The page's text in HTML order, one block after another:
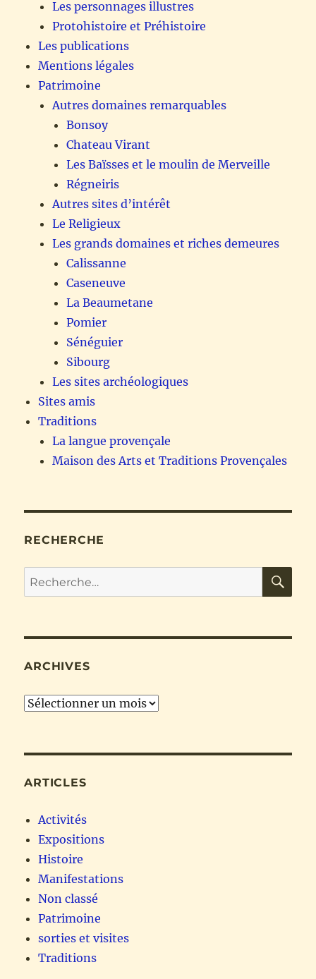
Les personnages illustres
Protohistoire et Préhistoire
Les publications
Mentions légales
Patrimoine
Autres domaines remarquables
Bonsoy
Chateau Virant
Les Baïsses et le moulin de Merveille
Régneiris
Autres sites d’intérêt
Le Religieux
Les grands domaines et riches demeures
Calissanne
Caseneuve
La Beaumetane
Pomier
Sénéguier
Sibourg
Les sites archéologiques
Sites amis
Traditions
La langue provençale
Maison des Arts et Traditions Provençales
RECHERCHE
Recherche
pour :
ARCHIVES
Archives
ARTICLES
Activités
Expositions
Histoire
Manifestations
Non classé
Patrimoine
sorties et visites
Traditions